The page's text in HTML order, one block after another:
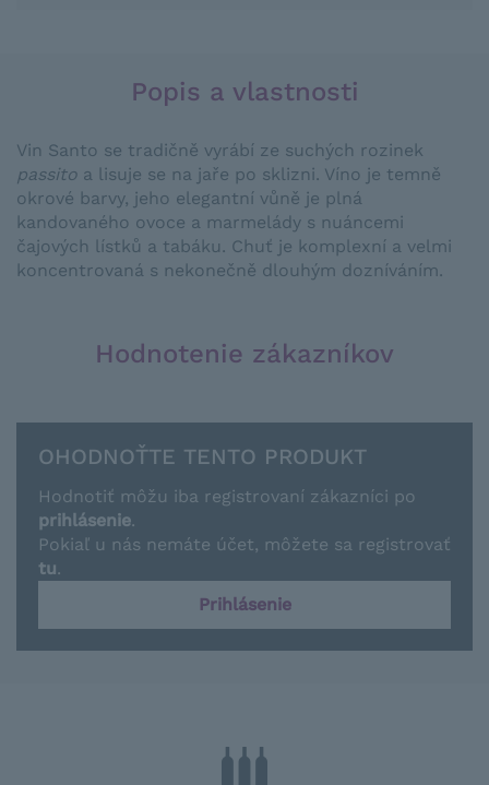
Popis a vlastnosti
Vin Santo se tradičně vyrábí ze suchých rozinek
passito a lisuje se na jaře po sklizni. Víno je temně
okrové barvy, jeho elegantní vůně je plná
kandovaného ovoce a marmelády s nuáncemi
čajových lístků a tabáku. Chuť je komplexní a velmi
koncentrovaná s nekonečně dlouhým dozníváním.
Hodnotenie zákazníkov
OHODNOŤTE TENTO PRODUKT
Hodnotiť môžu iba registrovaní zákazníci po
prihlásenie.
Pokiaľ u nás nemáte účet, môžete sa registrovať
tu.
Prihlásenie